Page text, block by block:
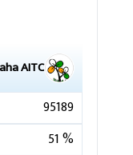
AITC
95189
51%